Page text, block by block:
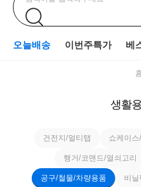
오늘배송 이번주특가 베
생활
건전지/멀티탭 쇼케이
행거/코맨드/열쇠고리
공구/철물/차량용품 비닐